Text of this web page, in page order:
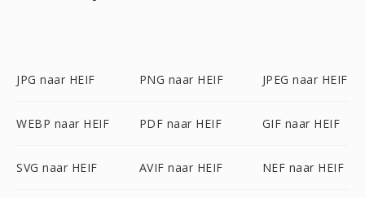
JPG naar HEIF PNG naar HEIF JPEG naar HEIF
WEBP naar HEIF PDF naar HEIF GIF naar HEIF
SVG naar HEIF AVIF naar HEIF NEF naar HEIF